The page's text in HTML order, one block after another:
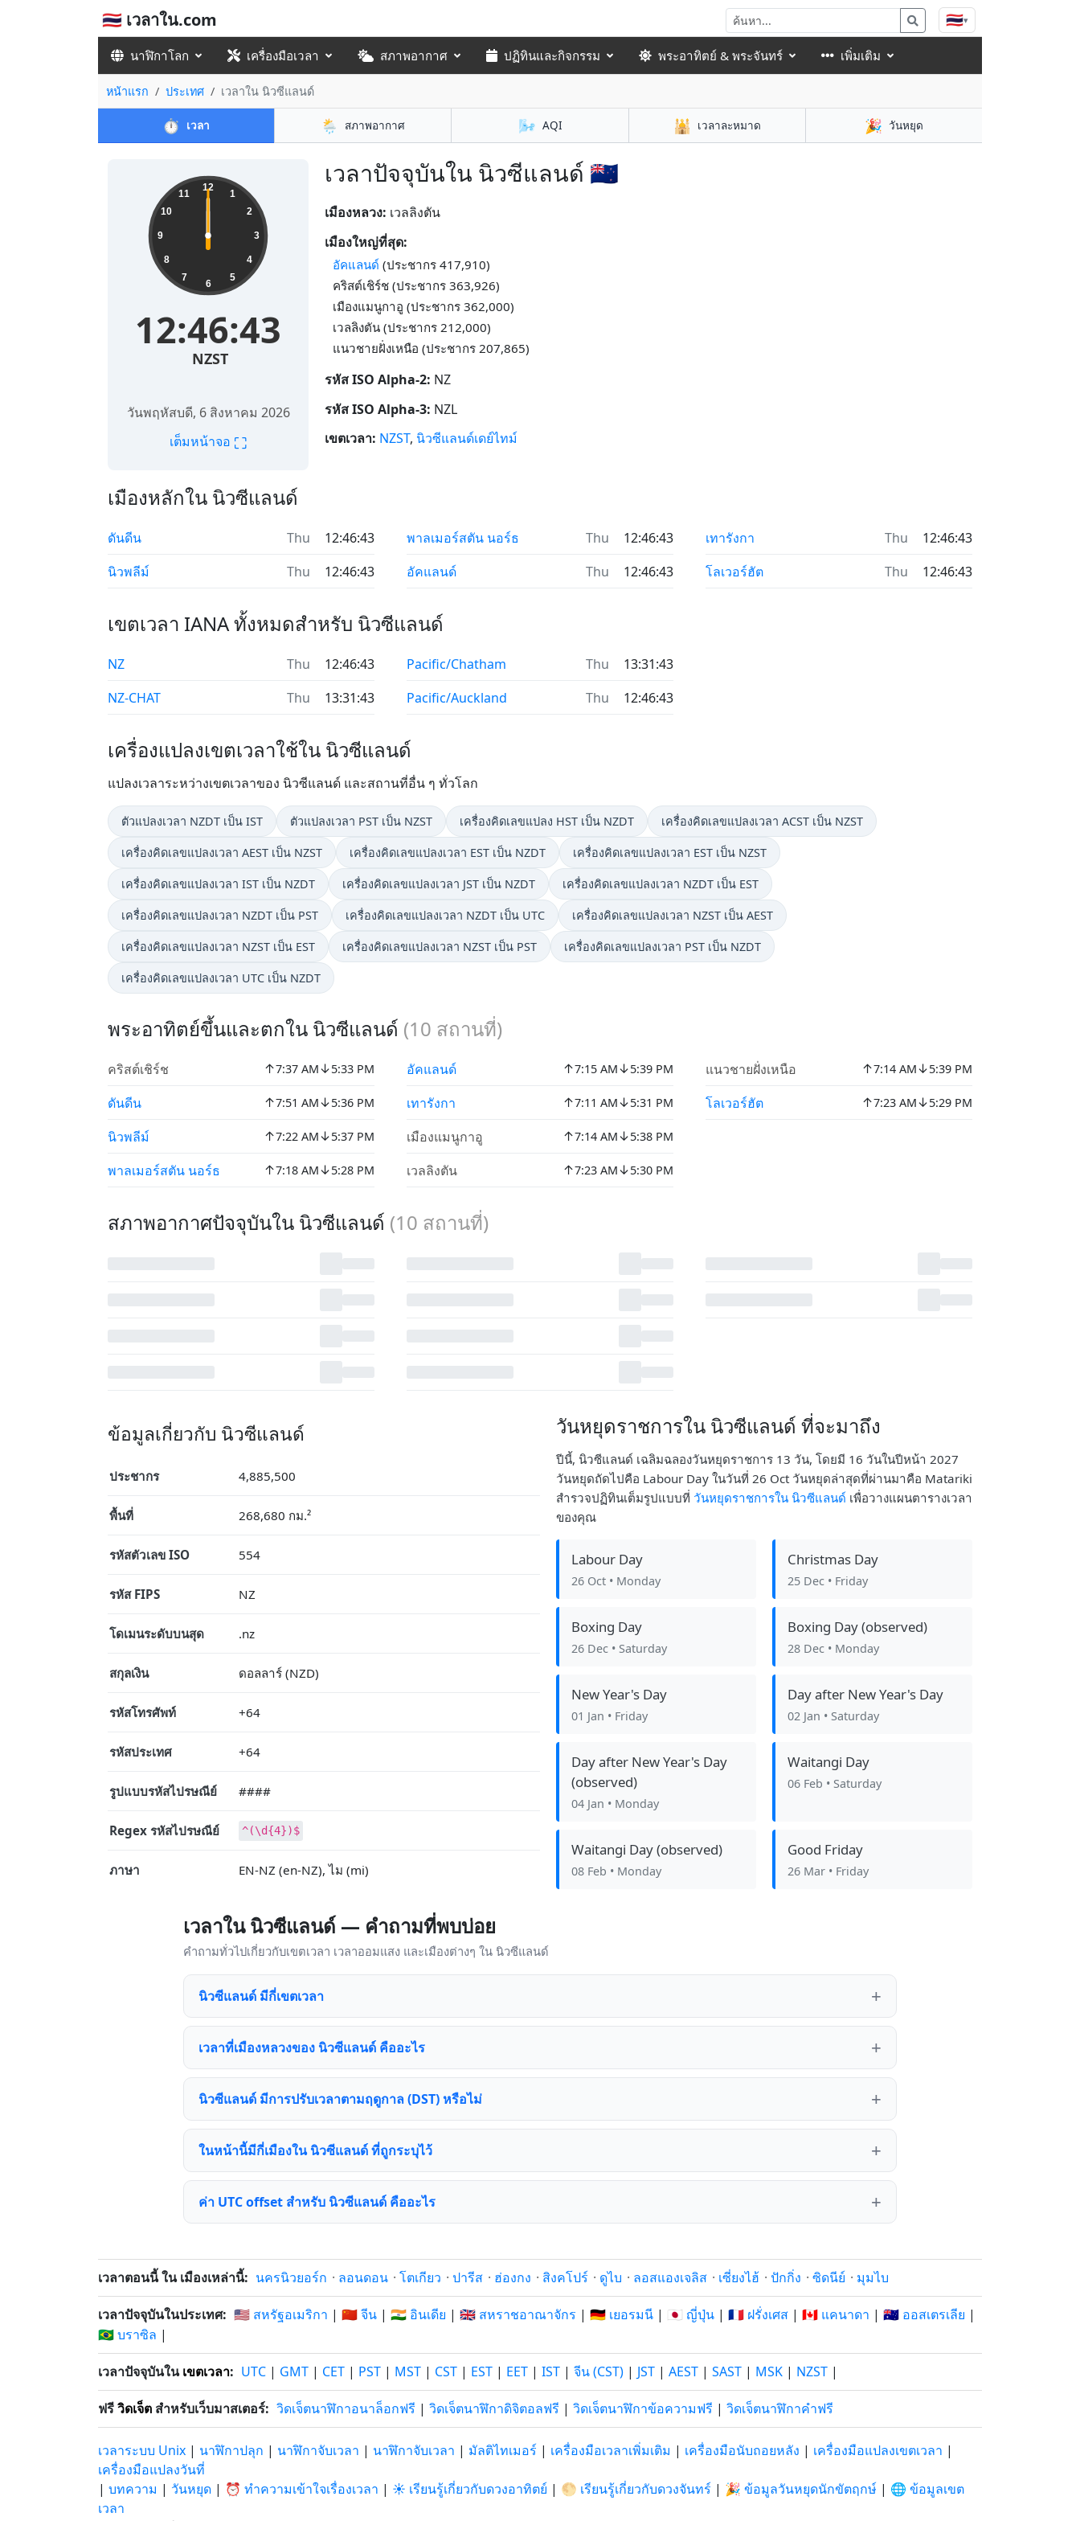
🇹🇭 เวลาใน.com 🇹🇭▾
นาฬิกาโลก เครื่องมือเวลา สภาพอากาศ ปฏิทินและกิจกรรม พระอาทิตย์ & พระจันทร์ เพิ่มเติม
หน้าแรก ประเทศ เวลาใน นิวซีแลนด์
⏱️ เวลา 🌦️ สภาพอากาศ 🌬️ AQI 🕌 เวลาละหมาด 🎉 วันหยุด
เวลาปัจจุบันใน นิวซีแลนด์ 🇳🇿
12
1
2
3
4
5
6
7
8
9
10
11
12:46:43
NZST
วันพฤหัสบดี, 6 สิงหาคม 2026
เต็มหน้าจอ ⛶
เมืองหลวง: เวลลิงตัน
เมืองใหญ่ที่สุด:
อัคแลนด์ (ประชากร 417,910)
คริสต์เชิร์ช (ประชากร 363,926)
เมืองแมนูกาอู (ประชากร 362,000)
เวลลิงตัน (ประชากร 212,000)
แนวชายฝั่งเหนือ (ประชากร 207,865)
รหัส ISO Alpha-2: NZ
รหัส ISO Alpha-3: NZL
เขตเวลา: NZST, นิวซีแลนด์เดย์ไทม์
เมืองหลักใน นิวซีแลนด์
ดันดีน Thu
12:46:43
นิวพลีม์
Thu 12:46:43
พาลเมอร์สตัน นอร์ธ Thu
12:46:43
อัคแลนด์
Thu 12:46:43
เทารังกา Thu
12:46:43
โลเวอร์ฮัต
Thu 12:46:43
เขตเวลา IANA ทั้งหมดสำหรับ นิวซีแลนด์
NZ Thu
12:46:43
NZ-CHAT
Thu 13:31:43
Pacific/Chatham Thu
13:31:43
Pacific/Auckland
Thu 12:46:43
เครื่องแปลงเขตเวลาใช้ใน นิวซีแลนด์
แปลงเวลาระหว่างเขตเวลาของ นิวซีแลนด์ และสถานที่อื่น ๆ ทั่วโลก
ตัวแปลงเวลา NZDT เป็น IST ตัวแปลงเวลา PST เป็น NZST เครื่องคิดเลขแปลง HST เป็น NZDT เครื่องคิดเลขแปลงเวลา ACST เป็น NZST
เครื่องคิดเลขแปลงเวลา AEST เป็น NZST เครื่องคิดเลขแปลงเวลา EST เป็น NZDT เครื่องคิดเลขแปลงเวลา EST เป็น NZST
เครื่องคิดเลขแปลงเวลา IST เป็น NZDT เครื่องคิดเลขแปลงเวลา JST เป็น NZDT เครื่องคิดเลขแปลงเวลา NZDT เป็น EST
เครื่องคิดเลขแปลงเวลา NZDT เป็น PST เครื่องคิดเลขแปลงเวลา NZDT เป็น UTC เครื่องคิดเลขแปลงเวลา NZST เป็น AEST
เครื่องคิดเลขแปลงเวลา NZST เป็น EST เครื่องคิดเลขแปลงเวลา NZST เป็น PST เครื่องคิดเลขแปลงเวลา PST เป็น NZDT
เครื่องคิดเลขแปลงเวลา UTC เป็น NZDT
พระอาทิตย์ขึ้นและตกใน นิวซีแลนด์ (10 สถานที่)
คริสต์เชิร์ช ↑7:37 AM↓5:33 PM
ดันดีน ↑7:51 AM↓5:36 PM
นิวพลีม์ ↑7:22 AM↓5:37 PM
พาลเมอร์สตัน นอร์ธ ↑7:18 AM↓5:28 PM
อัคแลนด์ ↑7:15 AM↓5:39 PM
เทารังกา ↑7:11 AM↓5:31 PM
เมืองแมนูกาอู ↑7:14 AM↓5:38 PM
เวลลิงตัน ↑7:23 AM↓5:30 PM
แนวชายฝั่งเหนือ ↑7:14 AM↓5:39 PM
โลเวอร์ฮัต ↑7:23 AM↓5:29 PM
สภาพอากาศปัจจุบันใน นิวซีแลนด์ (10 สถานที่)
ข้อมูลเกี่ยวกับ นิวซีแลนด์
ประชากร 4,885,500
พื้นที่ 268,680 กม.²
รหัสตัวเลข ISO 554
รหัส FIPS NZ
โดเมนระดับบนสุด .nz
สกุลเงิน ดอลลาร์ (NZD)
รหัสโทรศัพท์ +64
รหัสประเทศ +64
รูปแบบรหัสไปรษณีย์ ####
Regex รหัสไปรษณีย์ ^(\d{4})$
ภาษา EN-NZ (en-NZ), ไม (mi)
วันหยุดราชการใน นิวซีแลนด์ ที่จะมาถึง
ปีนี้, นิวซีแลนด์ เฉลิมฉลองวันหยุดราชการ 13 วัน, โดยมี 16 วันในปีหน้า 2027
วันหยุดถัดไปคือ Labour Day ในวันที่ 26 Oct วันหยุดล่าสุดที่ผ่านมาคือ Matariki
สำรวจปฏิทินเต็มรูปแบบที่ วันหยุดราชการใน นิวซีแลนด์ เพื่อวางแผนตารางเวลา
ของคุณ
Labour Day
26 Oct • Monday
Christmas Day
25 Dec • Friday
Boxing Day
26 Dec • Saturday
Boxing Day (observed)
28 Dec • Monday
New Year's Day
01 Jan • Friday
Day after New Year's Day
02 Jan • Saturday
Day after New Year's Day
(observed)
04 Jan • Monday
Waitangi Day
06 Feb • Saturday
Waitangi Day (observed)
08 Feb • Monday
Good Friday
26 Mar • Friday
เวลาใน นิวซีแลนด์ — คำถามที่พบบ่อย
คำถามทั่วไปเกี่ยวกับเขตเวลา เวลาออมแสง และเมืองต่างๆ ใน นิวซีแลนด์
นิวซีแลนด์ มีกี่เขตเวลา
เวลาที่เมืองหลวงของ นิวซีแลนด์ คืออะไร
นิวซีแลนด์ มีการปรับเวลาตามฤดูกาล (DST) หรือไม่
ในหน้านี้มีกี่เมืองใน นิวซีแลนด์ ที่ถูกระบุไว้
ค่า UTC offset สำหรับ นิวซีแลนด์ คืออะไร
เวลาตอนนี้ ใน เมืองเหล่านี้: นครนิวยอร์ก · ลอนดอน · โตเกียว · ปารีส · ฮ่องกง · สิงคโปร์ · ดูไบ · ลอสแองเจลิส · เซี่ยงไฮ้ · ปักกิ่ง · ซิดนีย์ · มุมไบ
เวลาปัจจุบันในประเทศ: 🇺🇸 สหรัฐอเมริกา | 🇨🇳 จีน | 🇮🇳 อินเดีย | 🇬🇧 สหราชอาณาจักร | 🇩🇪 เยอรมนี | 🇯🇵 ญี่ปุ่น | 🇫🇷 ฝรั่งเศส | 🇨🇦 แคนาดา | 🇦🇺 ออสเตรเลีย |
🇧🇷 บราซิล |
เวลาปัจจุบันในเขตเวลา: UTC | GMT | CET | PST | MST | CST | EST | EET | IST | จีน (CST) | JST | AEST | SAST | MSK | NZST |
ฟรีวิดเจ็ต สำหรับเว็บมาสเตอร์: วิดเจ็ตนาฬิกาอนาล็อกฟรี | วิดเจ็ตนาฬิกาดิจิตอลฟรี | วิดเจ็ตนาฬิกาข้อความฟรี | วิดเจ็ตนาฬิกาคำฟรี
เวลาระบบ Unix | นาฬิกาปลุก | นาฬิกาจับเวลา | นาฬิกาจับเวลา | มัลติไทเมอร์ | เครื่องมือเวลาเพิ่มเติม | เครื่องมือนับถอยหลัง | เครื่องมือแปลงเขตเวลา |
เครื่องมือแปลงวันที่
| บทความ | วันหยุด | ⏰ ทำความเข้าใจเรื่องเวลา | ☀️ เรียนรู้เกี่ยวกับดวงอาทิตย์ | 🌕 เรียนรู้เกี่ยวกับดวงจันทร์ | 🎉 ข้อมูลวันหยุดนักขัตฤกษ์ | 🌐 ข้อมูลเขต
เวลา